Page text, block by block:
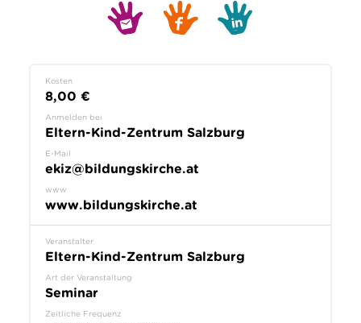
Kosten
8,00 €
Anmelden bei
Eltern-Kind-Zentrum Salzburg
E-Mail
ekiz@bildungskirche.at
www
www.bildungskirche.at
Veranstalter
Eltern-Kind-Zentrum Salzburg
Art der Veranstaltung
Seminar
Zeitliche Frequenz